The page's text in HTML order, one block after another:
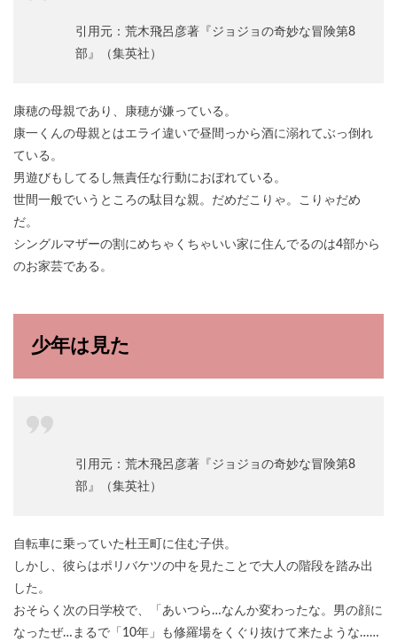
引用元：荒木飛呂彦著『ジョジョの奇妙な冒険第8
部』（集英社）
康穂の母親であり、康穂が嫌っている。
康一くんの母親とはエライ違いで昼間っから酒に溺れてぶっ倒れ
ている。
男遊びもしてるし無責任な行動におぼれている。
世間一般でいうところの駄目な親。だめだこりゃ。こりゃだめ
だ。
シングルマザーの割にめちゃくちゃいい家に住んでるのは4部から
のお家芸である。
少年は見た
引用元：荒木飛呂彦著『ジョジョの奇妙な冒険第8
部』（集英社）
自転車に乗っていた杜王町に住む子供。
しかし、彼らはポリバケツの中を見たことで大人の階段を踏み出
した。
おそらく次の日学校で、「あいつら…なんか変わったな。男の顔に
なったぜ…まるで「10年」も修羅場をくぐり抜けて来たような……